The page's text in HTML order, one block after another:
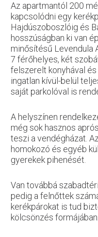
Az apartmantól 200
kapcsolódni egy
Hajdúszoboszlóig és
hosszúságban ki van
minősítésű Levendula
7 férőhelyes, két
felszerelt konyhával
ingatlan kívül-belül
saját parkolóval is
A helyszínen
még sok hasznos
teszi a vendégházat.
homokozó és egyéb
gyerekek pihenését.
Van továbbá
pedig a felnőttek
kerékpárokat is tud
kölcsönzés formájában.